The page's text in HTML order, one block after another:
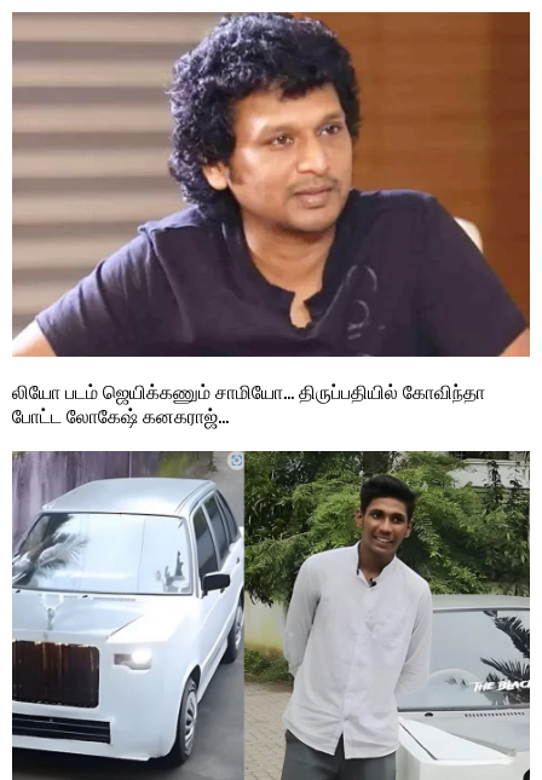
லியோ படம் ஜெயிக்கணும் சாமியோ… திருப்பதியில் கோவிந்தா
போட்ட லோகேஷ் கனகராஜ்…